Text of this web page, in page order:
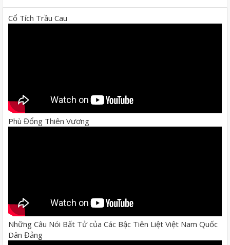
Cổ Tích Trầu Cau
Phù Đổng Thiên Vương
Những Câu Nói Bất Tử của Các Bậc Tiên Liệt Việt Nam Quốc
Dân Đảng